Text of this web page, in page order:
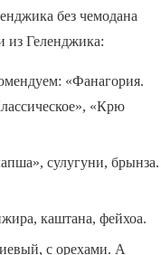
без чемодана
из Геленджика:
«Фанагория.
«Крю
сулугуни, брынза.
каштана, фейхоа.
с орехами. А